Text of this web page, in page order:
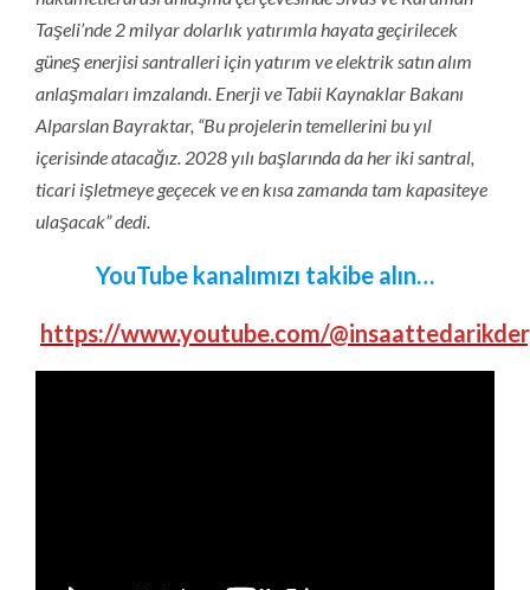
Taşeli’nde 2 milyar dolarlık yatırımla hayata geçirilecek
güneş enerjisi santralleri için yatırım ve elektrik satın alım
anlaşmaları imzalandı. Enerji ve Tabii Kaynaklar Bakanı
Alparslan Bayraktar, “Bu projelerin temellerini bu yıl
içerisinde atacağız. 2028 yılı başlarında da her iki santral,
ticari işletmeye geçecek ve en kısa zamanda tam kapasiteye
ulaşacak” dedi.
YouTube kanalımızı takibe alın…
https://www.youtube.com/